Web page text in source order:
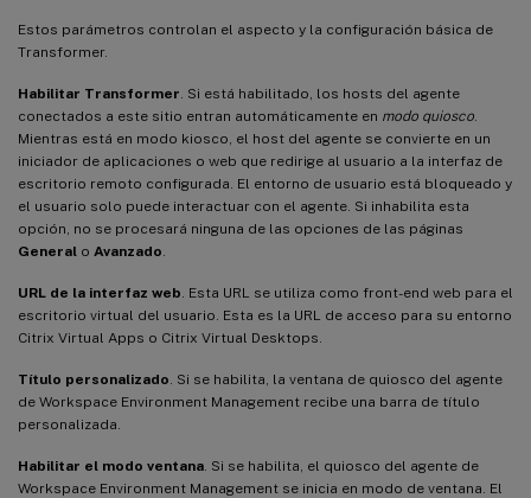
Estos parámetros controlan el aspecto y la configuración básica de
Transformer.
Habilitar Transformer . Si está habilitado, los hosts del agente
conectados a este sitio entran automáticamente en modo quiosco
Mientras está en modo kiosco, el host del agente se convierte en un
iniciador de aplicaciones o web que redirige al usuario a la interfaz de
escritorio remoto configurada. El entorno de usuario está bloqueado y
el usuario solo puede interactuar con el agente. Si inhabilita esta
opción, no se procesará ninguna de las opciones de las páginas
General o Avanzado
URL de la interfaz web . Esta URL se utiliza como front-end web para el
escritorio virtual del usuario. Esta es la URL de acceso para su entorno
Citrix Virtual Apps o Citrix Virtual Desktops.
Título personalizado . Si se habilita, la ventana de quiosco del agente
de Workspace Environment Management recibe una barra de título
personalizada.
Habilitar el modo ventana . Si se habilita, el quiosco del agente de
Workspace Environment Management se inicia en modo de ventana. El